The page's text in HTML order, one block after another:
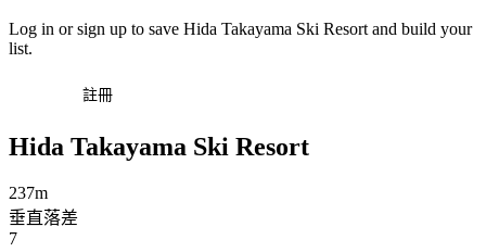
Log in or sign up to save Hida Takayama Ski Resort and build your
list.
註冊
Hida Takayama Ski Resort
237m
垂直落差
7